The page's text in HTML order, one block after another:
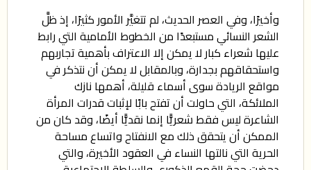
وأخيرًا، وفي العصر الحديث، لم تتغيَّر الأمور كثيرًا، إذ ظلَّ
الشعر النسائي مستبعدًا من الخطوط الأمامية التي رابط
عليها شعراء كبار لا يمكن إلا الاعتراف بأهمية تجاربهم
واستحقاقهم بجدارة، وبالمقابل لا يمكن أن نتذكر في
مواقع الريادة سوى أسماء قليلة، أهمها نازك
الملائكة، التي حاولت أن تفتح بابًا لإثبات قدرات المرأة
الشاعرة ليس فقط شعريًّا إنما نقديًّا أيضًا، وقد كان من
الممكن أن يتحقق ذلك مع الانفتاح واتساع مساحة
الحرية التي نالتها النساء في العقود الأخيرة، والتي